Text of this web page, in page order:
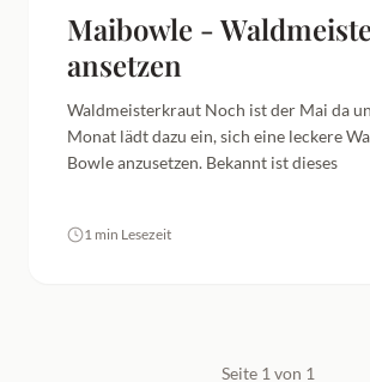
Maibowle -
ansetzen
Waldmeisterkraut Noch ist der Mai da
Monat lädt dazu ein, sich eine leckere
Bowle anzusetzen. Bekannt ist dieses
1 min Lesezeit
Seite 1 von 1